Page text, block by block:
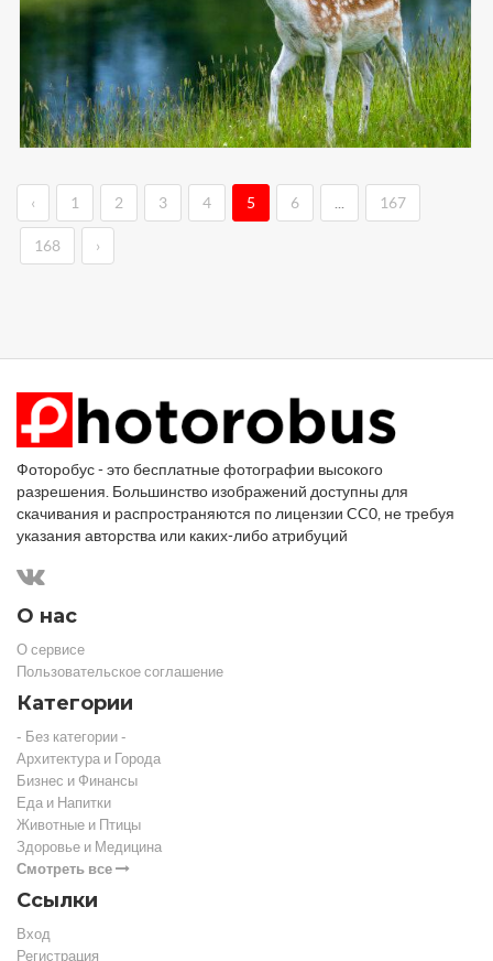
‹ 1 2 3 4 5 6 167
168 ›
Фоторобус - это бесплатные фотографии высокого
разрешения. Большинство изображений доступны для
скачивания и распространяются по лицензии CC0, не требуя
указания авторства или каких-либо атрибуций
О нас
О сервисе
Пользовательское соглашение
Категории
- Без категории -
Архитектура и Города
Бизнес и Финансы
Еда и Напитки
Животные и Птицы
Здоровье и Медицина
Смотреть все
Ссылки
Вход
Регистрация